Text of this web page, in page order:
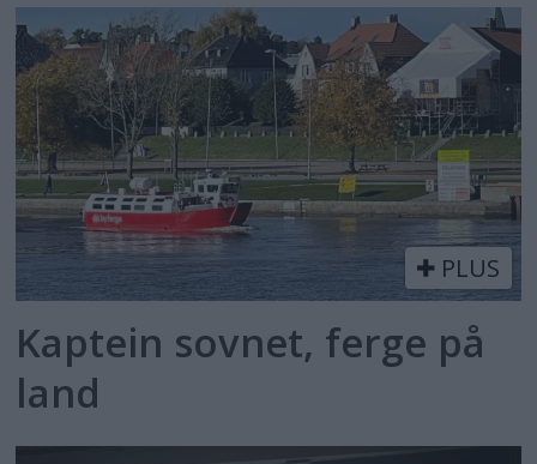
PLUS
Kaptein sovnet, ferge på
land